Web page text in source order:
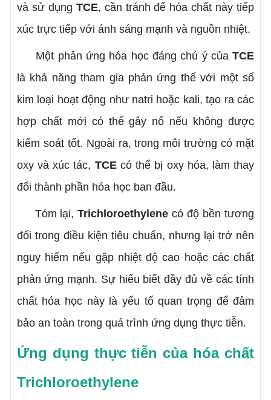
và sử dụng TCE, cần tránh để hóa chất này tiếp
xúc trực tiếp với ánh sáng mạnh và nguồn nhiệt.
Một phản ứng hóa học đáng chú ý củaTCE
là khả năng tham gia phản ứng thế với một số
kim loại hoạt động như natri hoặc kali, tạo ra các
hợp chất mới có thể gây nổ nếu không được
kiểm soát tốt. Ngoài ra, trong môi trường có mặt
oxy và xúc tác, TCEcó thể bị oxy hóa, làm thay
đổi thành phần hóa học ban đầu.
Tóm lại,Trichloroethylene có độ bền tương
đối trong điều kiện tiêu chuẩn, nhưng lại trở nên
nguy hiểm nếu gặp nhiệt độ cao hoặc các chất
phản ứng mạnh. Sự hiểu biết đầy đủ về các tính
chất hóa học này là yếu tố quan trọng để đảm
bảo an toàn trong quá trình ứng dụng thực tiễn.
Ứng dụng thực tiễn của hóa chất
Trichloroethylene